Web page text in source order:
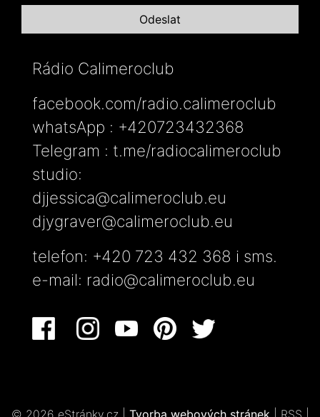
Rádio Calimeroclub
facebook.com/radio.calimeroclub
whatsApp : +420723432368
Telegram : t.me/radiocalimeroclub
studio:
djjessica@calimeroclub.eu
djygraver@calimeroclub.eu
telefon: +420 723 432 368 i sms.
e-mail: radio@calimeroclub.eu
© 2026 eStránky.cz Tvorba webových stránek RSS